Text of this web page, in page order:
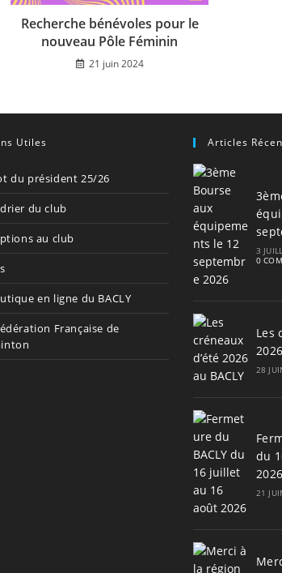
Recherche bénévoles pour le
nouveau Pôle Féminin
21 juin 2024
Utiles
du président 25/26
du club
au club
en ligne du BACLY
Française de
Articles
3
0
Les
28
du
2026
21